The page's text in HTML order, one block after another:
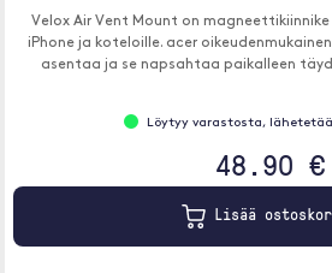
Velox Air Vent Mount on
iPhone ja koteloille. acer
asentaa ja se napsahtaa paikalleen
Löytyy varastosta,
48.90 €
Lisää